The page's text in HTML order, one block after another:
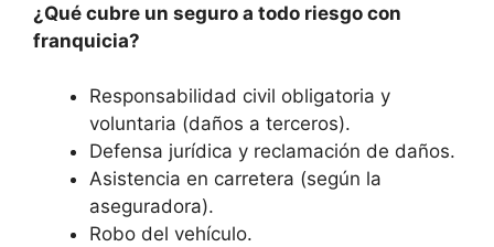
¿Qué cubre un seguro a todo riesgo con
franquicia?
Responsabilidad civil obligatoria y
voluntaria (daños a terceros).
Defensa jurídica y reclamación de daños.
Asistencia en carretera (según la
aseguradora).
Robo del vehículo.